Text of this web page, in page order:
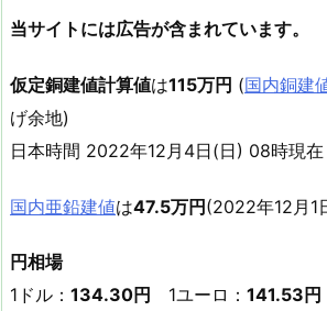
当サイトには広告が含まれています。
仮定銅建値計算値は115万円 (国内銅建
げ余地)
日本時間 2022年12月4日(日) 08時現在
国内亜鉛建値は47.5万円(2022年12月1
円相場
1ドル： 134.30円 1ユーロ： 141.53円